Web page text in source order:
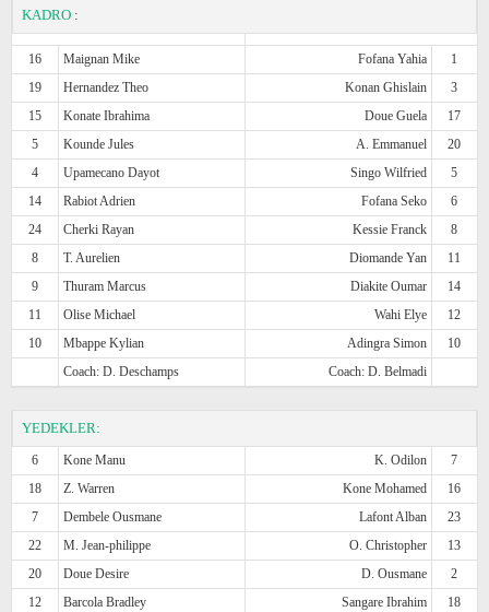
KADRO :
16 Maignan Mike Fofana Yahia
1
19
Hernandez Theo Konan Ghislain
3
15
Konate Ibrahima Doue Guela
17
5
Kounde Jules A. Emmanuel
20
4
Upamecano Dayot Singo Wilfried
5
14
Rabiot Adrien Fofana Seko
6
24
Cherki Rayan Kessie Franck
8
8
T. Aurelien Diomande Yan
11
9
Thuram Marcus Diakite Oumar
14
11
Olise Michael Wahi Elye
12
10
Mbappe Kylian Adingra Simon
10
Coach: D. Deschamps
Coach: D. Belmadi
YEDEKLER:
6 Kone Manu K. Odilon
7
18
Z. Warren Kone Mohamed
16
7
Dembele Ousmane Lafont Alban
23
22
M. Jean-philippe O. Christopher
13
20
Doue Desire D. Ousmane
2
12
Barcola Bradley Sangare Ibrahim
18